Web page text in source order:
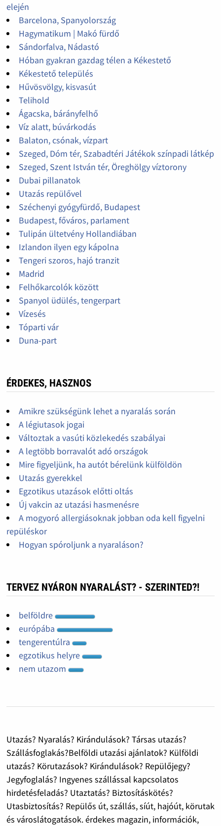
elején
Barcelona, Spanyolország
Hagymatikum | Makó fürdő
Sándorfalva, Nádastó
Hóban gyakran gazdag télen a Kékestető
Kékestető település
Hűvösvölgy, kisvasút
Telihold
Ágacska, bárányfelhő
Víz alatt, búvárkodás
Balaton, csónak, vízpart
Szeged, Dóm tér, Szabadtéri Játékok színpadi látkép
Szeged, Szent István tér, Öreghölgy víztorony
Dubai pillanatok
Utazás repülővel
Széchenyi gyógyfürdő, Budapest
Budapest, főváros, parlament
Tulipán ültetvény Hollandiában
Izlandon ilyen egy kápolna
Tengeri szoros, hajó tranzit
Madrid
Felhőkarcolók között
Spanyol üdülés, tengerpart
Vízesés
Tóparti vár
Duna-part
ÉRDEKES, HASZNOS
Amikre szükségünk lehet a nyaralás során
A légiutasok jogai
Változtak a vasúti közlekedés szabályai
A legtöbb borravalót adó országok
Mire figyeljünk, ha autót bérelünk külföldön
Utazás gyerekkel
Egzotikus utazások előtti oltás
Új vakcin az utazási hasmenésre
A mogyoró allergiásoknak jobban oda kell figyelni
repüléskor
Hogyan spóroljunk a nyaraláson?
TERVEZ NYÁRON NYARALÁST? - SZERINTED?!
belföldre
európába
tengerentúlra
egzotikus helyre
nem utazom
Utazás? Nyaralás? Kirándulások? Társas utazás?
Szállásfoglakás?Belföldi utazási ajánlatok? Külföldi
utazás? Körutazások? Kirándulások? Repülőjegy?
Jegyfoglalás? Ingyenes szállással kapcsolatos
hirdetésfeladás? Utaztatás? Biztosításkötés?
Utasbiztosítás? Repülős út, szállás, síút, hajóút, körutak
és városlátogatások. érdekes magazin, információk,